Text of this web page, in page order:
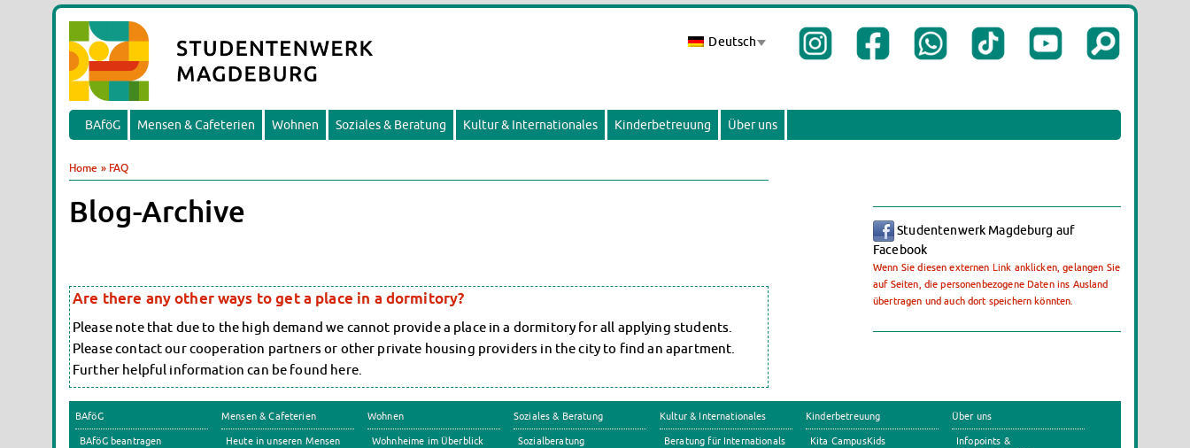
Deutsch
BAföG Mensen & Cafeterien Wohnen Soziales & Beratung Kultur & Internationales Kinderbetreuung Über uns
Studentenwerk Magdeburg auf
Facebook
Wenn Sie diesen externen Link anklicken, gelangen Sie
auf Seiten, die personenbezogene Daten ins Ausland
übertragen und auch dort speichern könnten.
Home » FAQ
Blog-Archive
Are there any other ways to get a place in a dormitory?
Please note that due to the high demand we cannot provide a place in a dormitory for all applying students.
Please contact our cooperation partners or other private housing providers in the city to find an apartment.
Further helpful information can be found here.
BAföG
BAföG beantragen
Mensen & Cafeterien
Heute in unseren Mensen
Wohnen
Wohnheime im Überblick
Soziales & Beratung
Sozialberatung
Kultur & Internationales
Beratung für Internationals
Kinderbetreuung
Kita CampusKids
Über uns
Infopoints &